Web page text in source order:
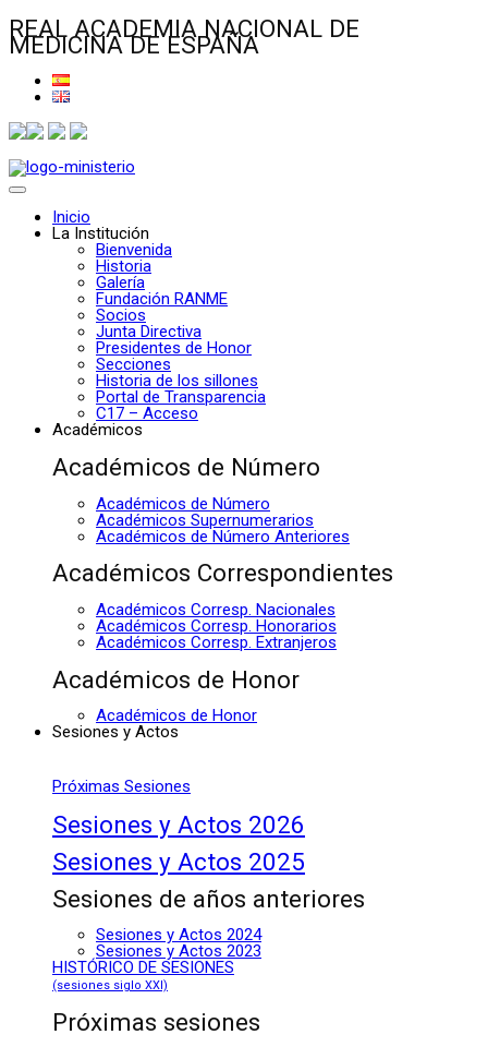
REAL ACADEMIA NACIONAL DE
MEDICINA DE ESPAÑA
Inicio
La Institución
Bienvenida
Historia
Galería
Fundación RANME
Socios
Junta Directiva
Presidentes de Honor
Secciones
Historia de los sillones
Portal de Transparencia
C17 – Acceso
Académicos
Académicos de Número
Académicos de Número
Académicos Supernumerarios
Académicos de Número Anteriores
Académicos Correspondientes
Académicos Corresp. Nacionales
Académicos Corresp. Honorarios
Académicos Corresp. Extranjeros
Académicos de Honor
Académicos de Honor
Sesiones y Actos
Próximas Sesiones
Sesiones y Actos 2026
Sesiones y Actos 2025
Sesiones de años anteriores
Sesiones y Actos 2024
Sesiones y Actos 2023
HISTÓRICO DE SESIONES
(sesiones siglo XXI)
Próximas sesiones